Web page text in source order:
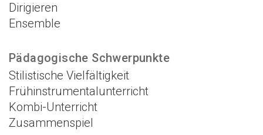
Dirigieren
Ensemble
Pädagogische Schwerpunkte
Stilistische Vielfältigkeit
Frühinstrumentalunterricht
Kombi-Unterricht
Zusammenspiel